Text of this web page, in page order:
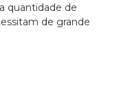
quantidade de
de grande